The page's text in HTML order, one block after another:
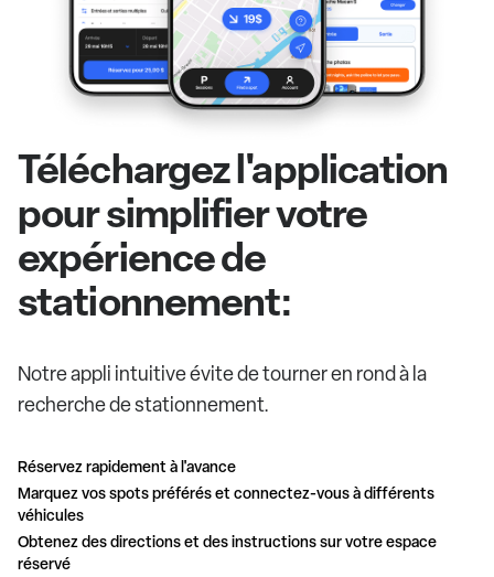
Téléchargez l'application
pour simplifier votre
expérience de
stationnement:
Notre appli intuitive évite de tourner en rond à la
recherche de stationnement.
Réservez rapidement à l'avance
Marquez vos spots préférés et connectez-vous à différents
véhicules
Obtenez des directions et des instructions sur votre espace
réservé